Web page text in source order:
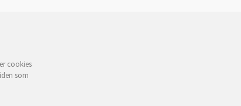
cookies
som